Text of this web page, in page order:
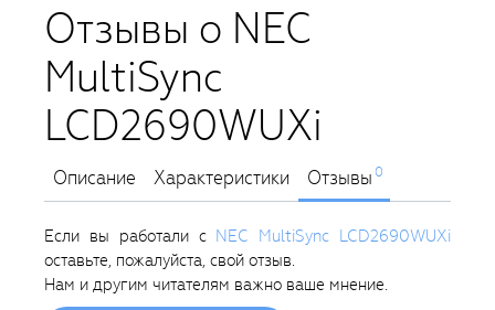
Отзывы о NEC
MultiSync
LCD2690WUXi
Описание Характеристики Отзывы0
Если вы работали с NEC MultiSync LCD2690WUXi
оставьте, пожалуйста, свой отзыв.
Нам и другим читателям важно ваше мнение.